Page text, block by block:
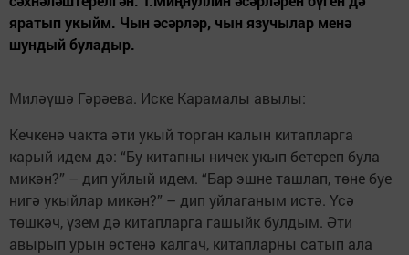
яратып укыйм. Чын әсәрләр, чын язучылар менә
шундый буладыр.
Миләүшә Гәрәева. Иске Карамалы авылы:
Кечкенә чакта әти укый торган калын китапларга
карый идем дә: “Бу китапны ничек укып бетереп була
микән?” – дип уйлый идем. “Бар эшне ташлап, төне буе
нигә укыйлар микән?” – дип уйлаганым истә. Үсә
төшкәч, үзем дә китапларга гашыйк булдым. Әти
авырып урын өстенә калгач, китапларны сатып ала